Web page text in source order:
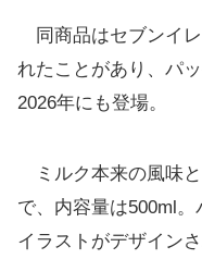
同商品はセブンイレ
れたことがあり、パ
2026年にも登場。
ミルク本来の風味
で、内容量は500ml
イラストがデザインさ